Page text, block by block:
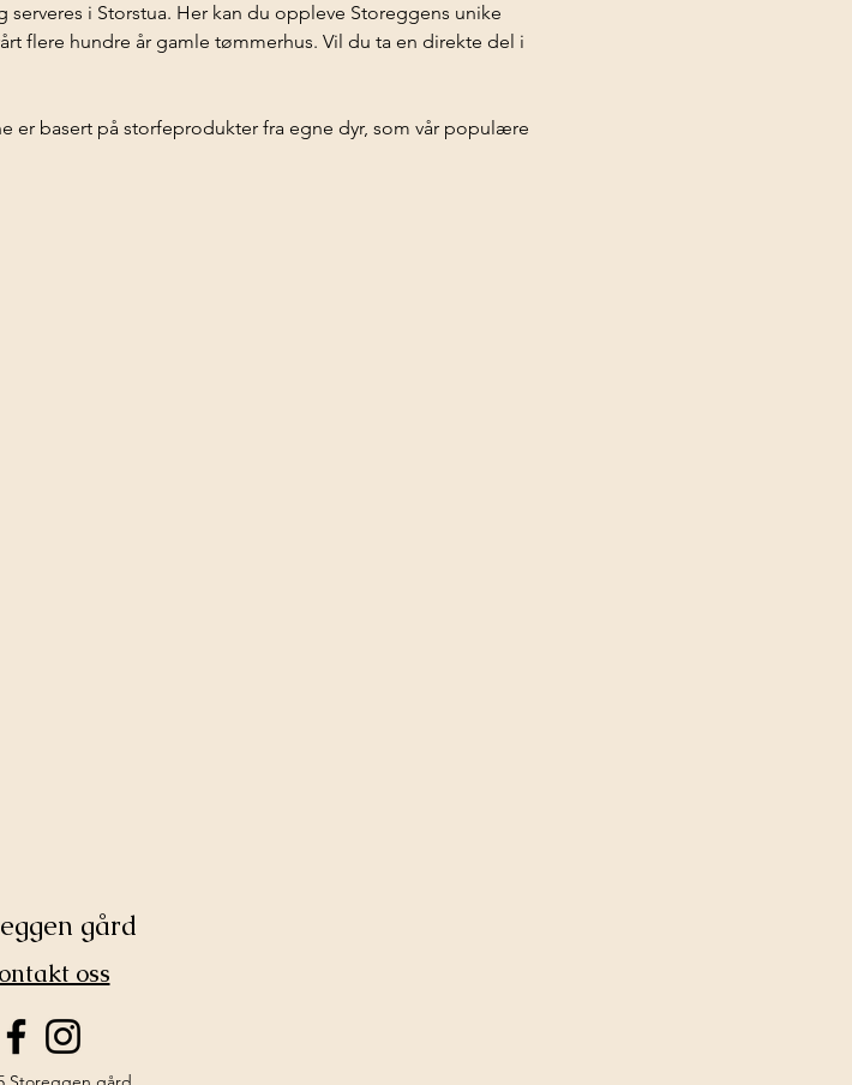
i Storstua. Her kan du oppleve Storeggens unike
flere hundre år gamle tømmerhus. Vil du ta en direkte del i
er basert på storfeprodukter fra egne dyr, som vår populære
gård
oss